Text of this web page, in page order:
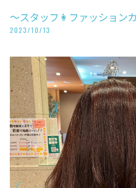
〜スタッフ👩ファッション
2023/10/13